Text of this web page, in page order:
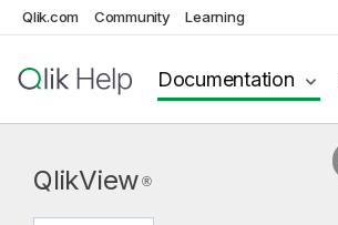
Qlik.com Community Learning
Documentation
QlikView ®